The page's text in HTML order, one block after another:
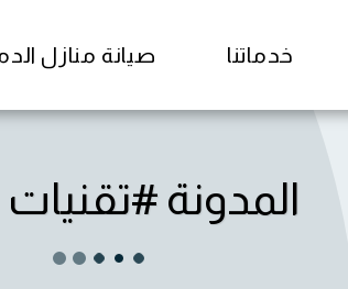
خدماتنا صيانة منازل
المدونة